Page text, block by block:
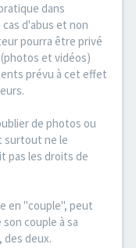
dans
d'abus et non
pourra être privé
et vidéos)
prévu à cet effet
de photos ou
surtout ne le
pas les droits de
en "couple", peut
couple à sa
des deux.